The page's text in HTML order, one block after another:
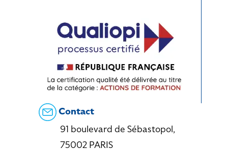
Contact
91 boulevard de Sébastopol,
75002 PARIS